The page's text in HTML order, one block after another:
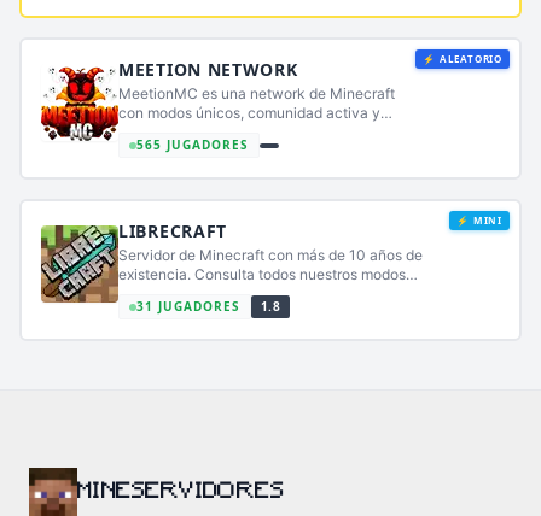
⚡ ALEATORIO
MEETION NETWORK
MeetionMC es una network de Minecraft
con modos únicos, comunidad activa y
SkyPvP, Prisión OP y más en un entorno
565 JUGADORES
⚡ MINI
LIBRECRAFT
Servidor de Minecraft con más de 10 años de
existencia. Consulta todos nuestros modos
en https://librecraft.com/juegos
31 JUGADORES 1.8
MINESERVIDORES